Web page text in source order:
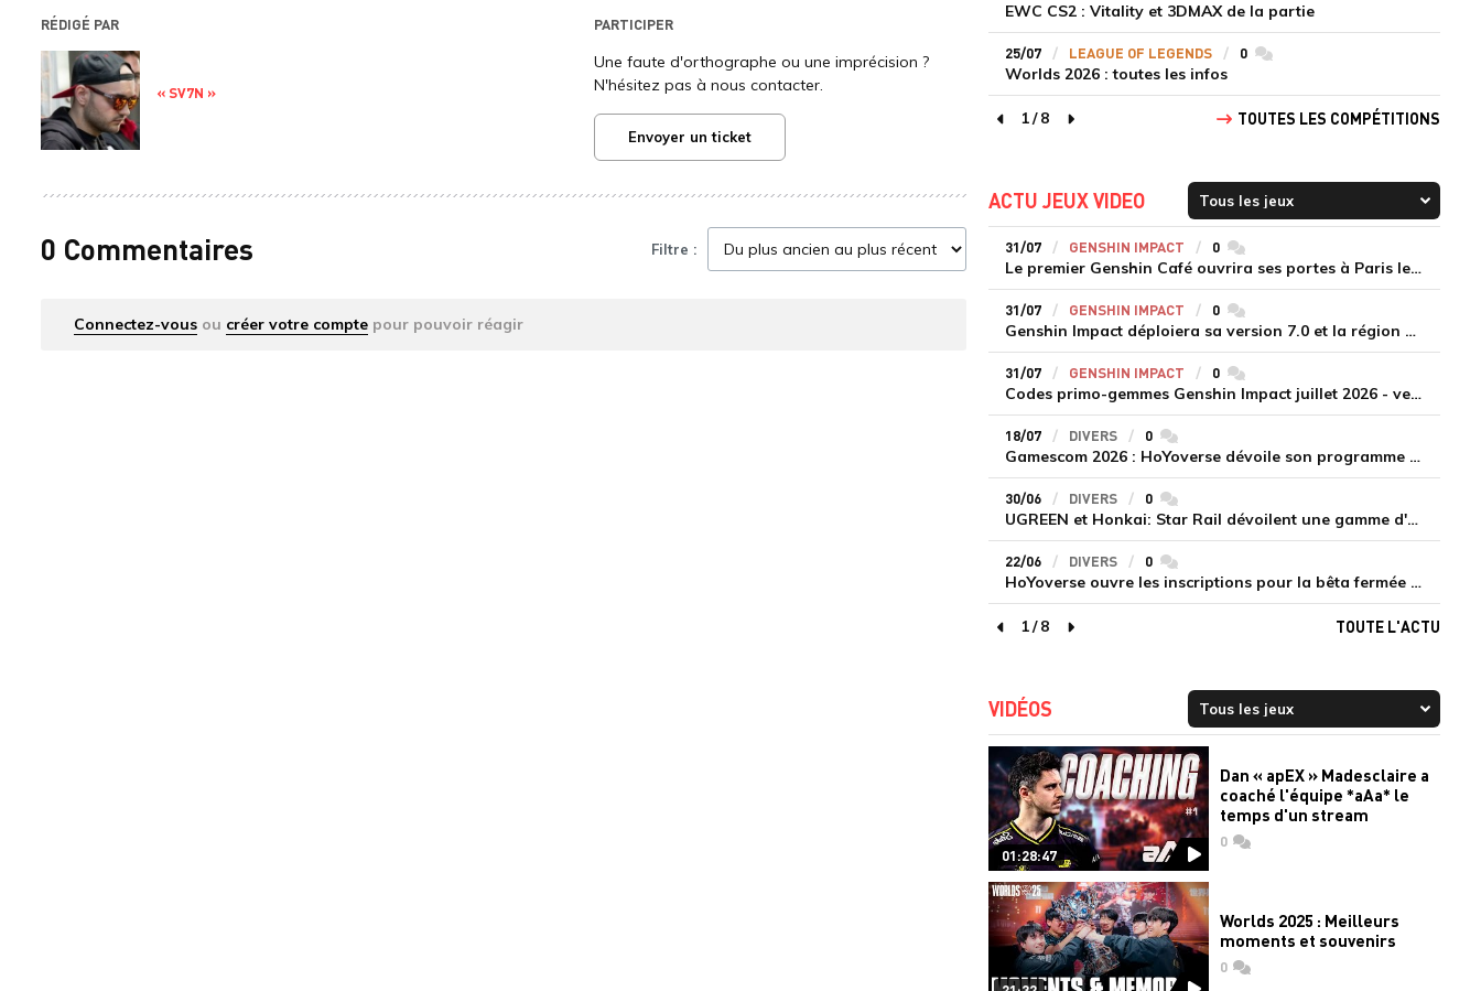
RÉDIGÉ PAR
« SV7N »
PARTICIPER
Une faute d'orthographe ou une imprécision ?
N'hésitez pas à nous contacter.
Envoyer un ticket
0 Commentaires Filtre :
Connectez-vous ou créer votre compte pour pouvoir réagir
EWC CS2 : Vitality et 3DMAX de la partie
25/07 LEAGUE OF LEGENDS 0commentaires
Worlds 2026 : toutes les infos
page précédente
1/8
page suivante
TOUTES LES COMPÉTITIONS
ACTU JEUX VIDEO
31/07 GENSHIN IMPACT 0commentaires
Le premier Genshin Café ouvrira ses portes à Paris le 14 août
31/07 GENSHIN IMPACT 0commentaires
Genshin Impact déploiera sa version 7.0 et la région de Snezhnaya le 12 août
31/07 GENSHIN IMPACT 0commentaires
Codes primo-gemmes Genshin Impact juillet 2026 - version 7.0
18/07 DIVERS 0commentaires
Gamescom 2026 : HoYoverse dévoile son programme et présente deux nouveaux jeux inédits
30/06 DIVERS 0commentaires
UGREEN et Honkai: Star Rail dévoilent une gamme d'accessoires de recharge en édition limitée
22/06 DIVERS 0commentaires
HoYoverse ouvre les inscriptions pour la bêta fermée de Honkai : Nexus Anima
page précédente
1/8
page suivante
TOUTE L'ACTU
VIDÉOS
01:28:47
Dan « apEX » Madesclaire a
coaché l'équipe *aAa* le
temps d'un stream
0commentaires
Worlds 2025 : Meilleurs
moments et souvenirs
0commentaires